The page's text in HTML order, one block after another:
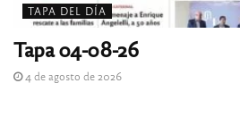
TAPA DEL DÍA
Tapa 04-08-26
4 de agosto de 2026